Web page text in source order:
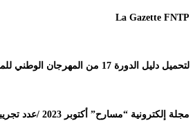
La Gazette FNTP
لتحميل دليل الدورة 17 من المهرجان الوطني للمسرح المحترف
مجلة إلكترونية “مسارح” أكتوبر 2023 /عدد تجريبي